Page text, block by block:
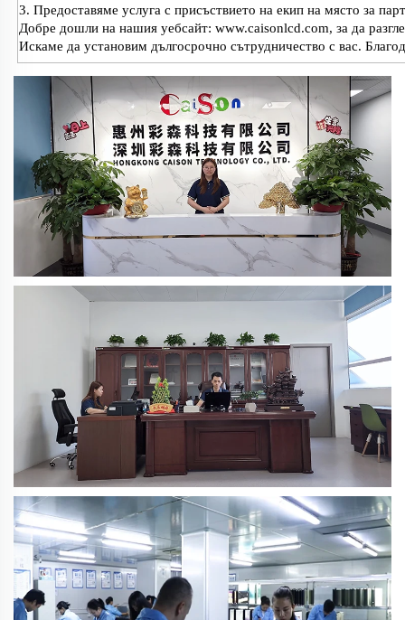
3. Предоставяме услуга с присъствието на екип на място за
Добре дошли на нашия уебсайт: www.caisonlcd.com, за да
Искаме да установим дългосрочно сътрудничество с вас.